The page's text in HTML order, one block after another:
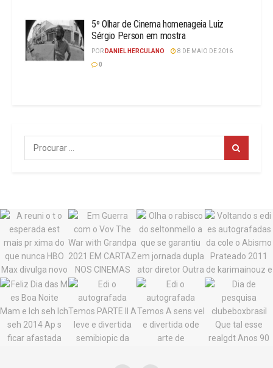
5º Olhar de Cinema homenageia Luiz
Sérgio Person em mostra
POR DANIEL HERCULANO
8 DE MAIO DE 2016
0